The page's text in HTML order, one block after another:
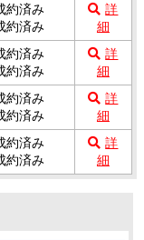
約済み
約済み
詳
細
約済み
約済み
詳
細
約済み
約済み
詳
細
約済み
約済み
詳
細